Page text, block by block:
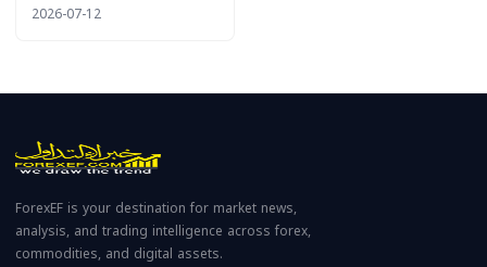
2026-07-12
ForexEF is your destination for market news,
analysis, and trading intelligence across forex,
commodities, and digital assets.